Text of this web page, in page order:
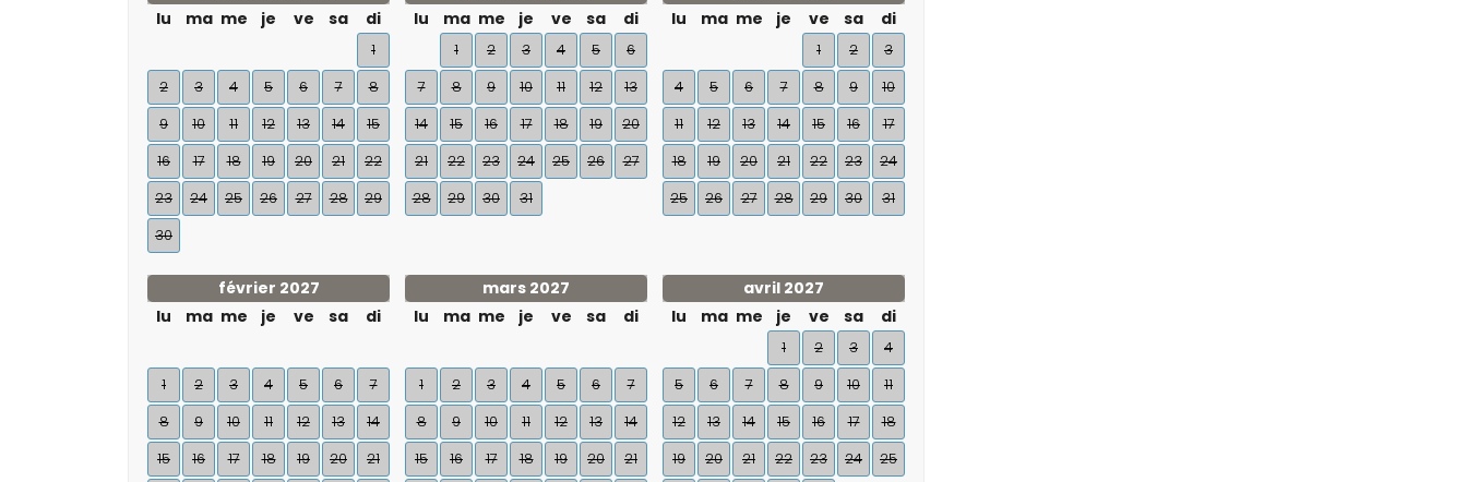
lu
ma me je ve sa di
1
2
3 4 5 6 7
8
9
10 11 12 13 14
15
16
17 18 19 20 21
22
23
24 25 26 27 28
29
30
lu
ma me je ve sa di
1 2 3 4 5
6
7
8 9 10 11 12
13
14
15 16 17 18 19
20
21
22 23 24 25 26
27
28
29 30 31
lu
ma me je ve sa di
1 2
3
4
5 6 7 8 9
10
11
12 13 14 15 16
17
18
19 20 21 22 23
24
25
26 27 28 29 30 31
février 2027
lu
ma me je ve sa di
1 2 3 4 5 6
7
8
9 10 11 12 13
14
15
16 17 18 19 20 21
mars 2027
lu
ma me je ve sa di
1 2 3 4 5 6
7
8
9 10 11 12 13
14
15
16 17 18 19 20 21
avril 2027
lu
ma me je ve sa di
1 2 3
4
5
6 7 8 9 10
11
12
13 14 15 16 17
18
19
20 21 22 23 24 25